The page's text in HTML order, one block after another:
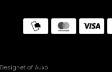
Designet af Auxo